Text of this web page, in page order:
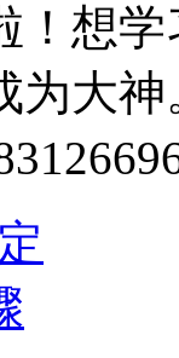
！想
为大